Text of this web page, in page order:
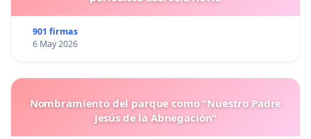
901 firmas
6 May 2026
Nombramiento del parque como "Nuestro Padre
Jesús de la Abnegación"